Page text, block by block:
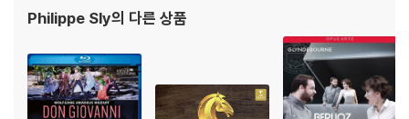
1) 제작/배송 과정에서 경미한 아웃케이스 주름, 모서리 눌림 및 갈라짐이
발생할 수 있습니다. 반품을 원하실 경우 미개봉 상태로 문의 부탁드립니
다.
2) 스틸북 케이스 제작 과정에서 기포 혹은 경미한 인쇄 오류가 발생할 수
있습니다.
Philippe Sly의 다른 상품